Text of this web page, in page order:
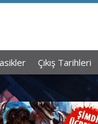
Çıkış Tarihleri